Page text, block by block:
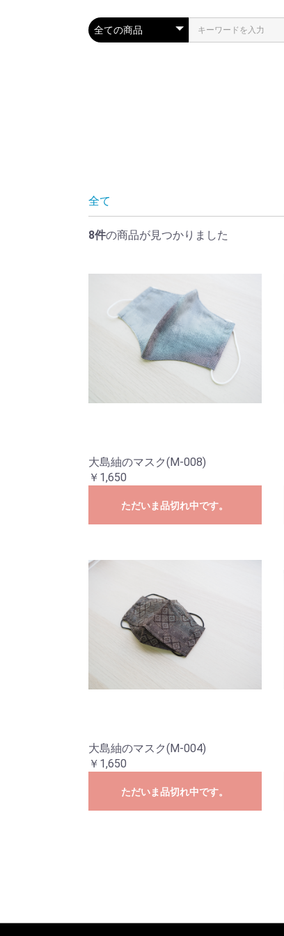
全て
8件の商品が見つかりました
大島紬のマスク(M-008)
￥1,650
ただいま品切れ中です。
大島紬のマスク(M-004)
￥1,650
ただいま品切れ中です。